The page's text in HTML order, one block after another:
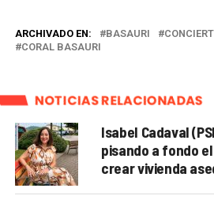
ARCHIVADO EN: BASAURI
CORAL BASAURI
NOTICIAS RELACIONADAS
Isabel Cadaval
pisando a fondo
crear vivienda